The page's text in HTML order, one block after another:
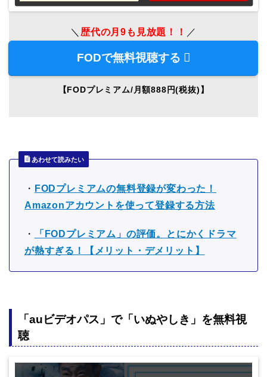
＼ 歴代の月9も見放題！！ ／
FODで無料視聴する
【FODプレミアム/月額888円(税抜)】
あわせて読みたい
・ FODプレミアムの無料登録が変わった！
Amazonアカウントを使って登録する方法
・
「FODプレミアム」の評価。とにかくドラマ
が熱すぎる！【メリット・デメリット】
「auビデオパス」で「いぬやしき」を無料視
聴